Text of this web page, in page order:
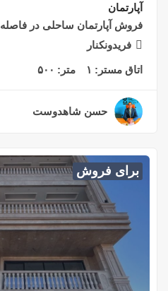
آپارتمان
فروش آپارتمان ساحلی در فاصله ۱۰۰ متری از دریا
فریدونکنار
اتاق مستر: ۱ متر: ۵۰۰
حسن شاهدوست
برای فروش